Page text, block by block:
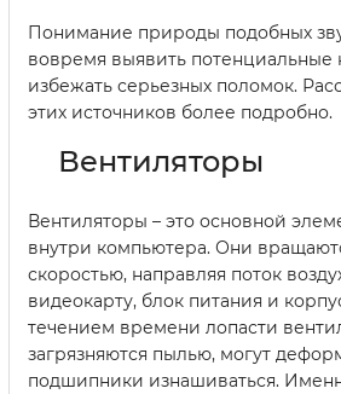
Понимание природы подобных
вовремя выявить потенциальные
избежать серьезных поломок.
этих источников более подробно.
Вентиляторы
Вентиляторы – это основной
внутри компьютера. Они
скоростью, направляя поток
видеокарту, блок питания и
течением времени лопасти
загрязняются пылью, могут
подшипники изнашиваться.